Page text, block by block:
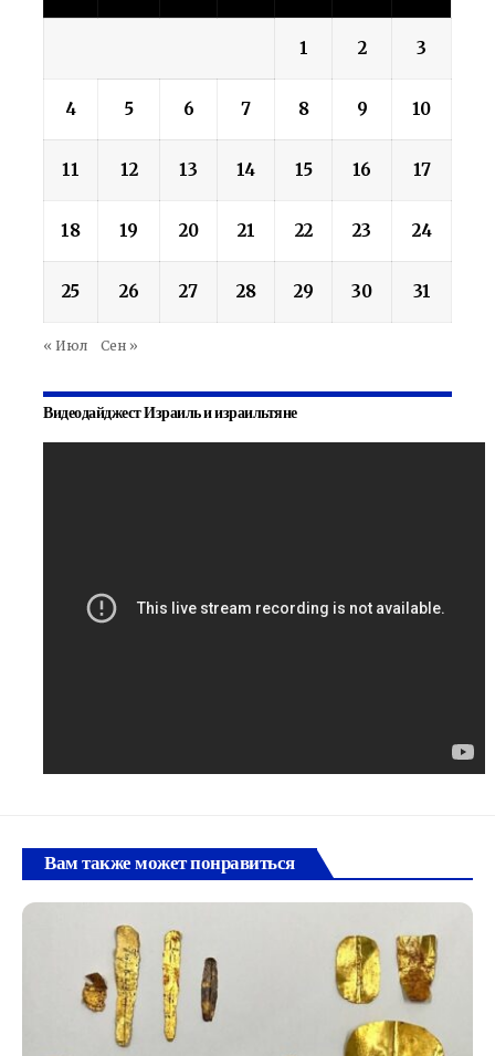
1 2 3
4 5 6 7 8 9 10
11 12 13 14 15 16 17
18 19 20 21 22 23 24
25 26 27 28 29 30 31
« Июл Сен »
Видеодайджест Израиль и израильтяне
Вам также может понравиться